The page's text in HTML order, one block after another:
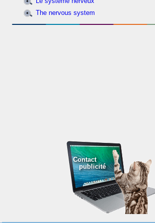
The nervous system
Contact
publicité